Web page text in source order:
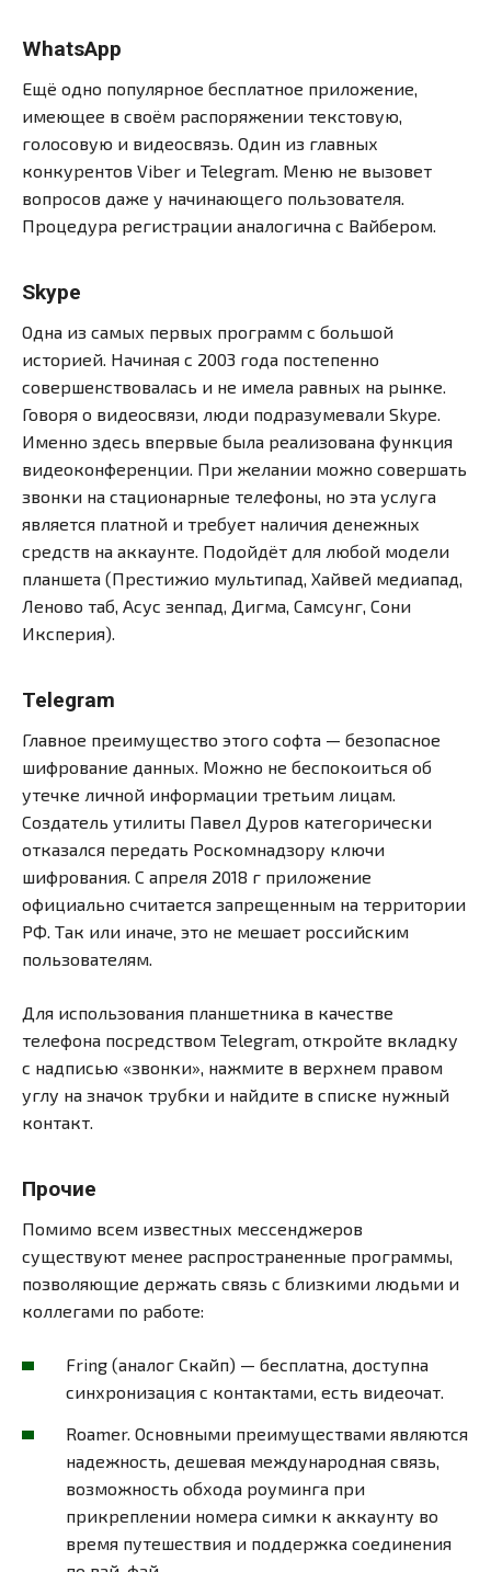
WhatsApp
Ещё одно популярное бесплатное приложение,
имеющее в своём распоряжении текстовую,
голосовую и видеосвязь. Один из главных
конкурентов Viber и Telegram. Меню не вызовет
вопросов даже у начинающего пользователя.
Процедура регистрации аналогична с Вайбером.
Skype
Одна из самых первых программ с большой
историей. Начиная с 2003 года постепенно
совершенствовалась и не имела равных на рынке.
Говоря о видеосвязи, люди подразумевали Skype.
Именно здесь впервые была реализована функция
видеоконференции. При желании можно совершать
звонки на стационарные телефоны, но эта услуга
является платной и требует наличия денежных
средств на аккаунте. Подойдёт для любой модели
планшета (Престижио мультипад, Хайвей медиапад,
Леново таб, Асус зенпад, Дигма, Самсунг, Сони
Иксперия).
Telegram
Главное преимущество этого софта — безопасное
шифрование данных. Можно не беспокоиться об
утечке личной информации третьим лицам.
Создатель утилиты Павел Дуров категорически
отказался передать Роскомнадзору ключи
шифрования. С апреля 2018 г приложение
официально считается запрещенным на территории
РФ. Так или иначе, это не мешает российским
пользователям.
Для использования планшетника в качестве
телефона посредством Telegram, откройте вкладку
с надписью «звонки», нажмите в верхнем правом
углу на значок трубки и найдите в списке нужный
контакт.
Прочие
Помимо всем известных мессенджеров
существуют менее распространенные программы,
позволяющие держать связь с близкими людьми и
коллегами по работе:
Fring (аналог Скайп) — бесплатна, доступна
синхронизация с контактами, есть видеочат.
Roamer. Основными преимуществами являются
надежность, дешевая международная связь,
возможность обхода роуминга при
прикреплении номера симки к аккаунту во
время путешествия и поддержка соединения